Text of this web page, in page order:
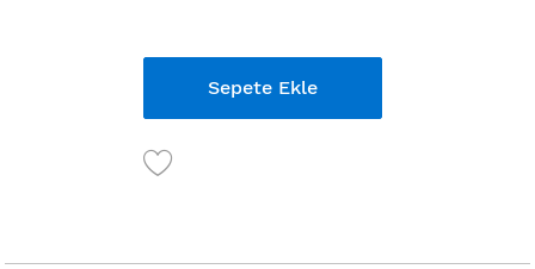
Sepete Ekle